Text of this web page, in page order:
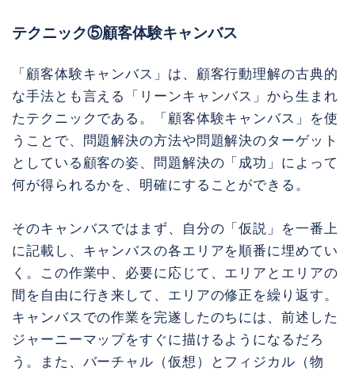
テクニック⑤顧客体験キャンバス
「顧客体験キャンバス」は、顧客行動理解の古典的
な手法とも言える「リーンキャンバス」から生まれ
たテクニックである。「顧客体験キャンバス」を使
うことで、問題解決の方法や問題解決のターゲット
としている顧客の姿、問題解決の「成功」によって
何が得られるかを、明確にすることができる。
そのキャンバスではまず、自分の「仮説」を一番上
に記載し、キャンバスの各エリアを順番に埋めてい
く。この作業中、必要に応じて、エリアとエリアの
間を自由に行き来して、エリアの修正を繰り返す。
キャンバスでの作業を完遂したのちには、前述した
ジャーニーマップをすぐに描けるようになるだろ
う。また、バーチャル（仮想）とフィジカル（物